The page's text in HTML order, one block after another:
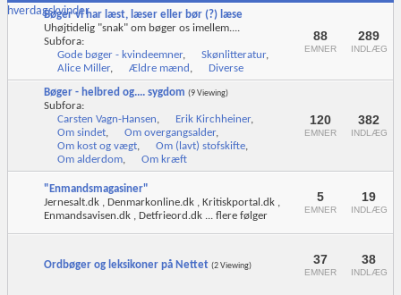
hverdagskvinder
Bøger vi har læst, læser eller bør (?) læse
Uhøjtidelig "snak" om bøger os imellem....
Subfora:
Gode bøger - kvindeemner, Skønlitteratur,
Alice Miller, Ældre mænd , Diverse
88
EMNER
289
INDLÆG
Bøger - helbred og.... sygdom (9 Viewing)
Subfora:
Carsten Vagn-Hansen, Erik Kirchheiner,
Om sindet, Om overgangsalder,
Om kost og vægt, Om (lavt) stofskifte,
Om alderdom, Om kræft
120
EMNER
382
INDLÆG
"Enmandsmagasiner"
Jernesalt.dk , Denmarkonline.dk , Kritiskportal.dk ,
Enmandsavisen.dk , Detfrieord.dk ... flere følger
5
EMNER
19
INDLÆG
Ordbøger og leksikoner på Nettet (2 Viewing) 37
EMNER
38
INDLÆG